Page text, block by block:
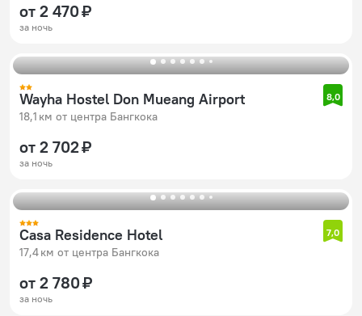
от 2 470 ₽
за ночь
Wayha Hostel Don Mueang Airport
18,1 км от центра Бангкока
8,0
от 2 702 ₽
за ночь
Casa Residence Hotel
17,4 км от центра Бангкока
7,0
от 2 780 ₽
за ночь